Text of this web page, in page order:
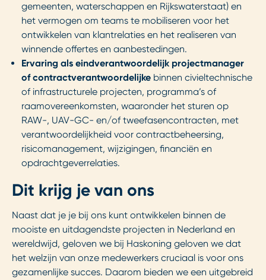
gemeenten, waterschappen en Rijkswaterstaat) en
het vermogen om teams te mobiliseren voor het
ontwikkelen van klantrelaties en het realiseren van
winnende offertes en aanbestedingen.
Ervaring als eindverantwoordelijk projectmanager
of contractverantwoordelijke binnen civieltechnische
of infrastructurele projecten, programma’s of
raamovereenkomsten, waaronder het sturen op
RAW-, UAV-GC- en/of tweefasencontracten, met
verantwoordelijkheid voor contractbeheersing,
risicomanagement, wijzigingen, financiën en
opdrachtgeverrelaties.
Dit krijg je van ons
Naast dat je je bij ons kunt ontwikkelen binnen de
mooiste en uitdagendste projecten in Nederland en
wereldwijd, geloven we bij Haskoning geloven we dat
het welzijn van onze medewerkers cruciaal is voor ons
gezamenlijke succes. Daarom bieden we een uitgebreid